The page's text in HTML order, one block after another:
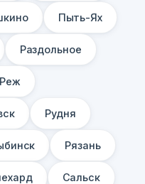
Пыть-Ях
Раздольное
Реж
Рудня
Рязань
Сальск